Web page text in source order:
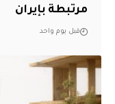
مرتبطة بإيران
قبل يوم واحد